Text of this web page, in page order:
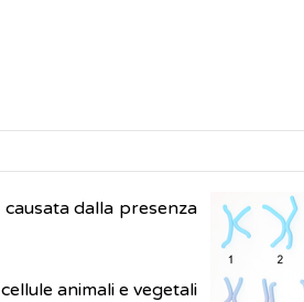
dalla presenza
animali e vegetali